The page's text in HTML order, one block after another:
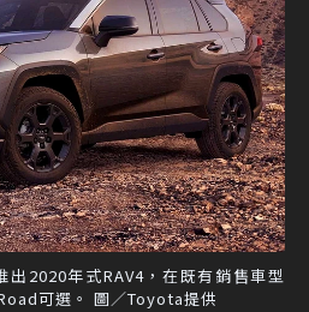
2020年式RAV4，在既有銷售車型
可選。 圖／Toyota提供